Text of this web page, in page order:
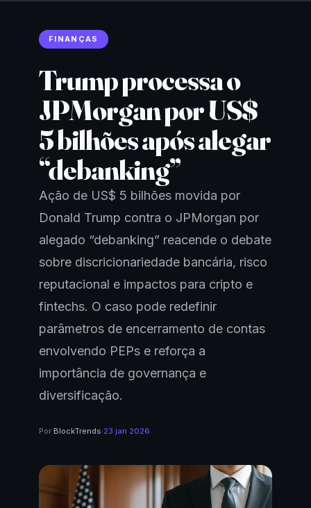
FINANÇAS
Trump processa o
JPMorgan por US$
5 bilhões após alegar
“debanking”
Ação de US$ 5 bilhões movida por
Donald Trump contra o JPMorgan por
alegado “debanking” reacende o debate
sobre discricionariedade bancária, risco
reputacional e impactos para cripto e
fintechs. O caso pode redefinir
parâmetros de encerramento de contas
envolvendo PEPs e reforça a
importância de governança e
diversificação.
Por BlockTrends·23 jan 2026